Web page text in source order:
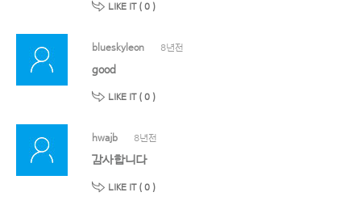
LIKE IT ( 0 )
blueskyleon 8년전
good
LIKE IT ( 0 )
hwajb 8년전
감사합니다
LIKE IT ( 0 )